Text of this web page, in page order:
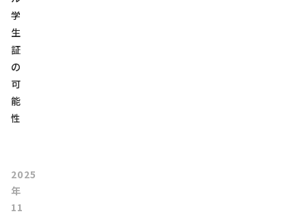
学
生
証
の
可
能
性
2025
年
11